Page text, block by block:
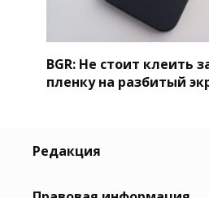
BGR: Не стоит клеить
пленку на разбитый
Редакция